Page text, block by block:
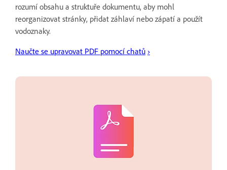
rozumí obsahu a struktuře dokumentu, aby mohl
reorganizovat stránky, přidat záhlaví nebo zápatí a použít
vodoznaky.
Naučte se upravovat PDF pomocí chatů ›